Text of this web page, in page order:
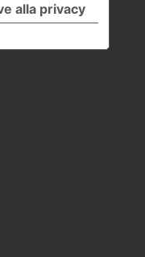
alla privacy